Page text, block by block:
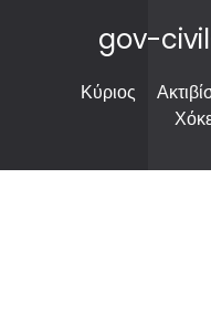
gov-
Κύριος